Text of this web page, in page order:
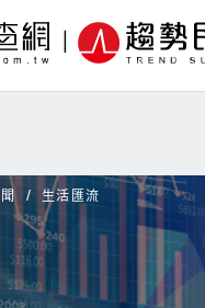
生活匯流